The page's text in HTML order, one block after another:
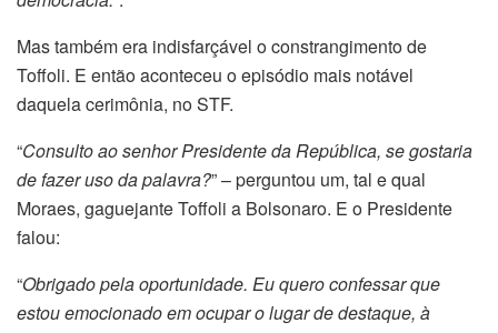
Mas também era indisfarçável o constrangimento de
Toffoli. E então aconteceu o episódio mais notável
daquela cerimônia, no STF.
“Consulto ao senhor Presidente da República, se gostaria
de fazer uso da palavra?” – perguntou um, tal e qual
Moraes, gaguejante Toffoli a Bolsonaro. E o Presidente
falou:
“Obrigado pela oportunidade. Eu quero confessar que
estou emocionado em ocupar o lugar de destaque, à